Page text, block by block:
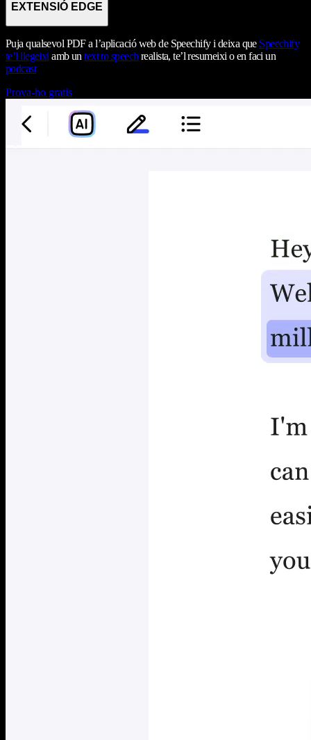
EXTENSIÓ EDGE
Puja qualsevol PDF a l’aplicació web de Speechify i deixa que Speechify
te’l llegeixi amb untext to speech realista, te’l resumeixi o en faci un
podcast
Prova-ho gratis